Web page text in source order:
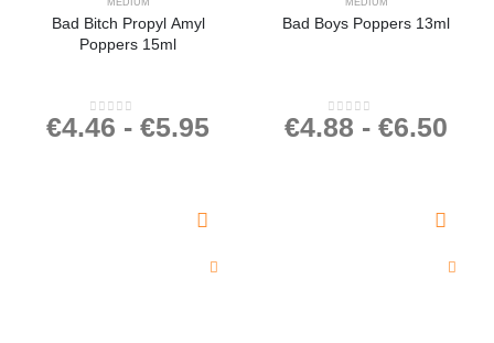
Bad Bitch Propyl Amyl
Poppers 15ml
0 out of 5
€4.46 - €5.95
Bad Boys Poppers 13ml
0out of 5
€4.88 - €6.50